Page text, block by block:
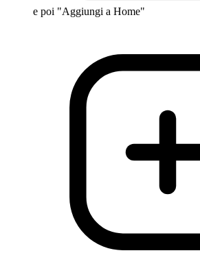
e poi "Aggiungi a Home"